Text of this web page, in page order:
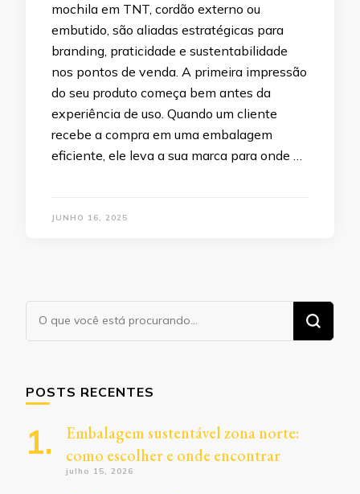
mochila em TNT, cordão externo ou
embutido, são aliadas estratégicas para
branding, praticidade e sustentabilidade
nos pontos de venda. A primeira impressão
do seu produto começa bem antes da
experiência de uso. Quando um cliente
recebe a compra em uma embalagem
eficiente, ele leva a sua marca para onde …
JUNHO 16, 2025
Procurando
POSTS RECENTES
Embalagem sustentável zona norte:
como escolher e onde encontrar
julho 15, 2026